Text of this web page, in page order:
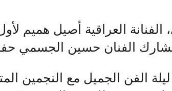
العراقية أصيل هميم
الفنان حسين الجسمي
الفن الجميل مع النجمين